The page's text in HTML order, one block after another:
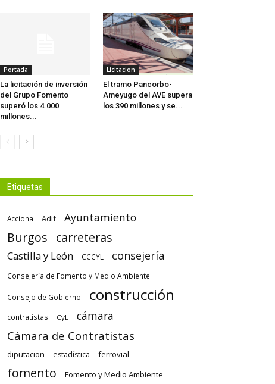
Portada
La licitación de inversión
del Grupo Fomento
superó los 4.000
millones...
Licitacion
El tramo Pancorbo-
Ameyugo del AVE supera
los 390 millones y se...
Etiquetas
Acciona Adif Ayuntamiento
Burgos carreteras
Castilla y León CCCYL consejería
Consejería de Fomento y Medio Ambiente
Consejo de Gobierno construcción
contratistas CyL cámara
Cámara de Contratistas
diputacion estadística ferrovial
fomento Fomento y Medio Ambiente